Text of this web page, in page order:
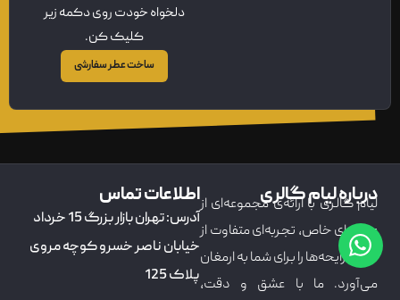
دلخواه خودت روی دکمه زیر
کلیک کن.
ساخت عطر سفارشی
درباره لیام گالری
لیام گالری با ارائه‌ی مجموعه‌ای از
عطرهای خاص، تجربه‌ای متفاوت از
دنیای رایحه‌ها را برای شما به ارمغان
می‌آورد. ما با عشق و دقت،
اطلاعات تماس
آدرس: تهران بازار بزرگ 15 خرداد
خیابان ناصر خسرو کوچه مروی
پلاک 125